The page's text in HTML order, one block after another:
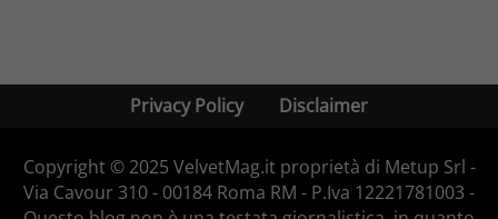
Privacy Policy Disclaimer
Copyright © 2025 VelvetMag.it proprietà di Metup Srl -
Via Cavour 310 - 00184 Roma RM - P.Iva 12221781003 -